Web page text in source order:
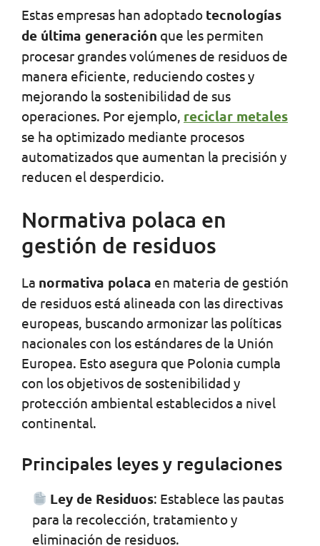
Estas empresas han adoptado tecnologías
de última generación que les permiten
procesar grandes volúmenes de residuos de
manera eficiente, reduciendo costes y
mejorando la sostenibilidad de sus
operaciones. Por ejemplo, reciclar metales
se ha optimizado mediante procesos
automatizados que aumentan la precisión y
reducen el desperdicio.
Normativa polaca en
gestión de residuos
La normativa polaca en materia de gestión
de residuos está alineada con las directivas
europeas, buscando armonizar las políticas
nacionales con los estándares de la Unión
Europea. Esto asegura que Polonia cumpla
con los objetivos de sostenibilidad y
protección ambiental establecidos a nivel
continental.
Principales leyes y regulaciones
Ley de Residuos: Establece las pautas
para la recolección, tratamiento y
eliminación de residuos.